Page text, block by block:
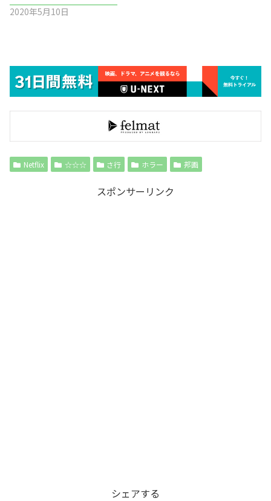
2020年5月10日
Netflix ☆☆☆ さ行 ホラー 邦画
スポンサーリンク
シェアする